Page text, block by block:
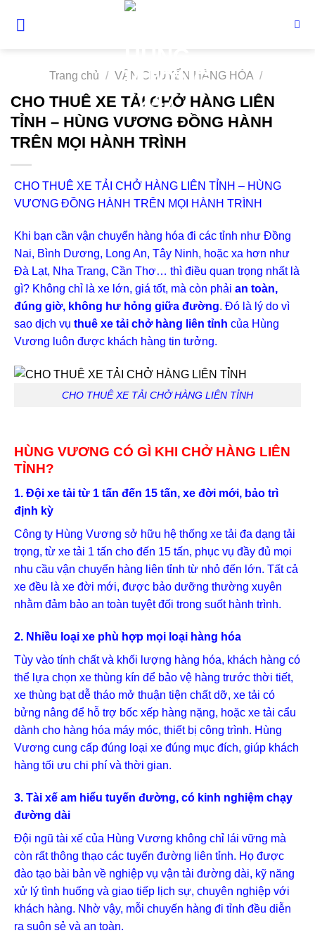
Trang chủ / VẬN CHUYỂN HÀNG HÓA /
CHO THUÊ XE TẢI CHỞ HÀNG LIÊN
TỈNH – HÙNG VƯƠNG ĐỒNG HÀNH
TRÊN MỌI HÀNH TRÌNH
CHO THUÊ XE TẢI CHỞ HÀNG LIÊN TỈNH – HÙNG
VƯƠNG ĐỒNG HÀNH TRÊN MỌI HÀNH TRÌNH
Khi bạn cần vận chuyển hàng hóa đi các tỉnh như Đồng
Nai, Bình Dương, Long An, Tây Ninh, hoặc xa hơn như
Đà Lạt, Nha Trang, Cần Thơ… thì điều quan trọng nhất là
gì? Không chỉ là xe lớn, giá tốt, mà còn phải an toàn,
đúng giờ, không hư hỏng giữa đường. Đó là lý do vì
sao dịch vụ thuê xe tải chở hàng liên tỉnh của Hùng
Vương luôn được khách hàng tin tưởng.
CHO THUÊ XE TẢI CHỞ HÀNG LIÊN TỈNH
HÙNG VƯƠNG CÓ GÌ KHI CHỞ HÀNG LIÊN
TỈNH?
1. Đội xe tải từ 1 tấn đến 15 tấn, xe đời mới, bảo trì
định kỳ
Công ty Hùng Vương sở hữu hệ thống xe tải đa dạng tải
trọng, từ xe tải 1 tấn cho đến 15 tấn, phục vụ đầy đủ mọi
nhu cầu vận chuyển hàng liên tỉnh từ nhỏ đến lớn. Tất cả
xe đều là xe đời mới, được bảo dưỡng thường xuyên
nhằm đảm bảo an toàn tuyệt đối trong suốt hành trình.
2. Nhiều loại xe phù hợp mọi loại hàng hóa
Tùy vào tính chất và khối lượng hàng hóa, khách hàng có
thể lựa chọn xe thùng kín để bảo vệ hàng trước thời tiết,
xe thùng bạt dễ tháo mở thuận tiện chất dỡ, xe tải có
bửng nâng để hỗ trợ bốc xếp hàng nặng, hoặc xe tải cẩu
dành cho hàng hóa máy móc, thiết bị công trình. Hùng
Vương cung cấp đúng loại xe đúng mục đích, giúp khách
hàng tối ưu chi phí và thời gian.
3. Tài xế am hiểu tuyến đường, có kinh nghiệm chạy
đường dài
Đội ngũ tài xế của Hùng Vương không chỉ lái vững mà
còn rất thông thạo các tuyến đường liên tỉnh. Họ được
đào tạo bài bản về nghiệp vụ vận tải đường dài, kỹ năng
xử lý tình huống và giao tiếp lịch sự, chuyên nghiệp với
khách hàng. Nhờ vậy, mỗi chuyến hàng đi tỉnh đều diễn
ra suôn sẻ và an toàn.